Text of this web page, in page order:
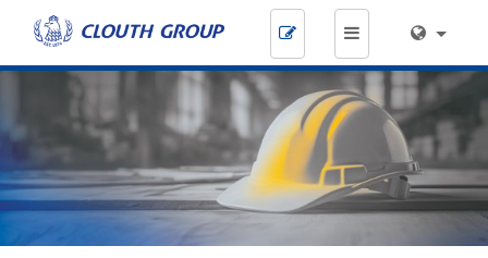
Zum
springen